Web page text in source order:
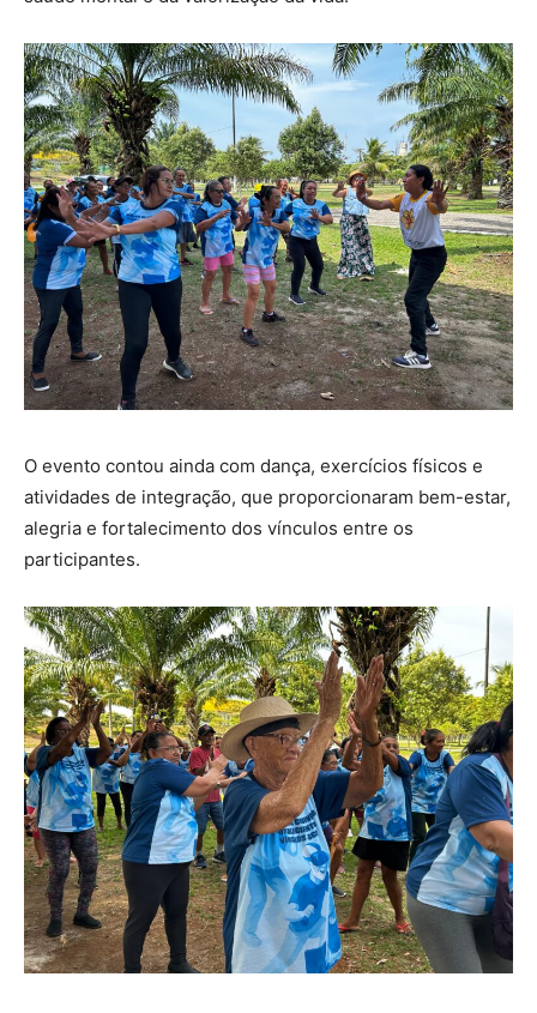
O evento contou ainda com dança, exercícios físicos e
atividades de integração, que proporcionaram bem-estar,
alegria e fortalecimento dos vínculos entre os
participantes.